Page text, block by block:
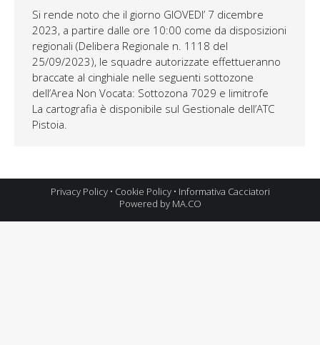
Si rende noto che il giorno GIOVEDI’ 7 dicembre
2023, a partire dalle ore 10:00 come da disposizioni
regionali (Delibera Regionale n. 1118 del
25/09/2023), le squadre autorizzate effettueranno
braccate al cinghiale nelle seguenti sottozone
dell’Area Non Vocata: Sottozona 7029 e limitrofe
La cartografia è disponibile sul Gestionale dell’ATC
Pistoia.
Privacy Policy• Cookie Policy• Informativa Cacciatori
Powered by MA.CO